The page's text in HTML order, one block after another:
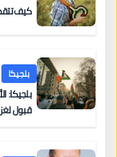
كيف
بلجيكا